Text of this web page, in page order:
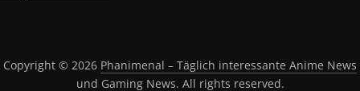
Copyright © 2026 Phanimenal – Täglich interessante Anime News
und Gaming News. All rights reserved.